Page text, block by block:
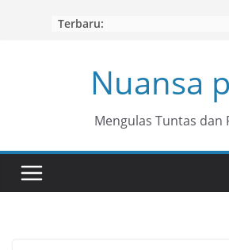
Terbaru:
Nuansa
Mengulas Tuntas dan